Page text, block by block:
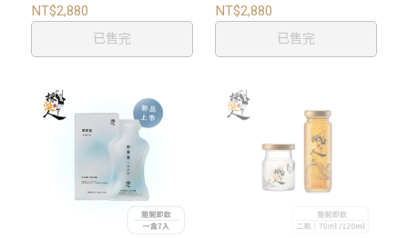
NT$2,880
已售完
NT$2,880
已售完